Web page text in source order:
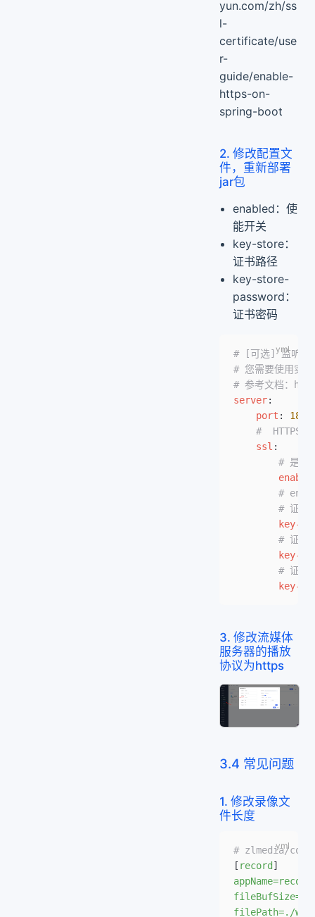
yun.com/zh/ss
l-
certificate/use
r-
guide/enable-
https-on-
spring-boot
2. 修改配置文
件，重新部署
jar包
enabled：使
能开关
key-store：
证书路径
key-store-
password：
证书密码
# [可选] 监听的
# 您需要使用实
# 参考文档：
server:
    port
:
#  HTTPS配
    ssl
:
# 是否
#
# 证书
key-
# 证书
key-
# 证书
key-
3. 修改流媒体
服务器的播放
协议为https
3.4 常见问题
1. 修改录像文
件长度
# zlmedia/
[ record ]
appName=record
filePath=./www